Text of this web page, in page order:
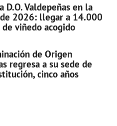
D.O. Valdepeñas en la
2026: llegar a 14.000
de viñedo acogido
de Origen
regresa a su sede de
cinco años